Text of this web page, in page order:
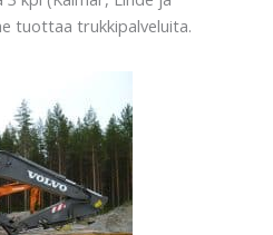
tuottaa trukkipalveluita.